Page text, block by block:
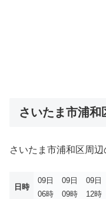
さいたま市浦和
さいたま市浦和区周辺
日時
09日
06時
09日
09時
09日
12時